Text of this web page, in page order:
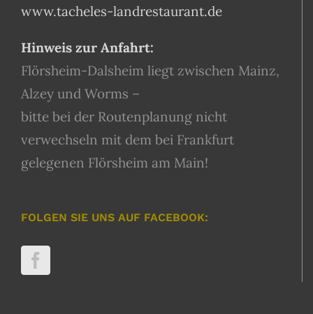
www.tacheles-landrestaurant.de
Hinweis zur Anfahrt:
Flörsheim-Dalsheim liegt zwischen Mainz,
Alzey und Worms –
bitte bei der Routenplanung nicht
verwechseln mit dem bei Frankfurt
gelegenen Flörsheim am Main!
FOLGEN SIE UNS AUF FACEBOOK: